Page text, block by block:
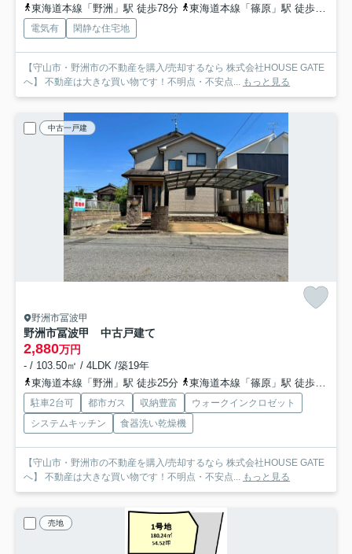
東海道本線「野洲」駅 徒歩78分 東海道本線「篠原」駅 徒歩87分
電気有 閑静な住宅地
【守山市・野洲市の不動産を購入/売却するなら 株式会社HOUSE GATE
へ】 不動産は大きな買い物です！不明点・不安点... もっと見る
中古一戸建
野洲市冨波甲
野洲市冨波甲 中古戸建て
2,880万円
- / 103.50㎡ / 4LDK /築19年
東海道本線「野洲」駅 徒歩25分
東海道本線「篠原」駅 徒歩58分
駐車2台可 都市ガス 収納豊富
ウォークインクロゼット
システムキッチン
食器洗い乾燥機
【守山市・野洲市の不動産を購入/売却するなら 株式会社HOUSE GATE
へ】 不動産は大きな買い物です！不明点・不安点... もっと見る
売地